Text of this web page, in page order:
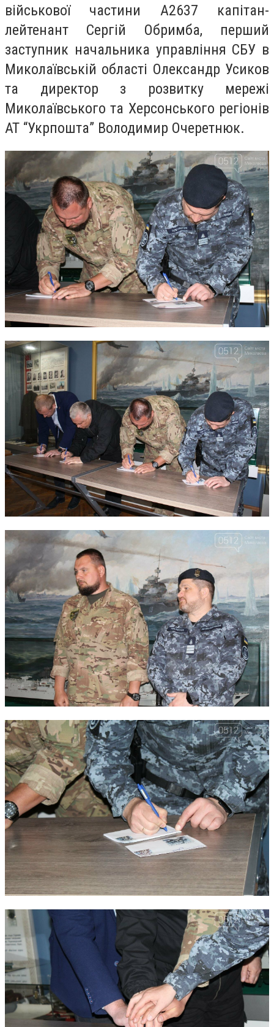
військової частини А2637 капітан-
лейтенант Сергій Обримба, перший
заступник начальника управління СБУ в
Миколаївській області Олександр Усиков
та директор з розвитку мережі
Миколаївського та Херсонського регіонів
АТ “Укрпошта” Володимир Очеретнюк.